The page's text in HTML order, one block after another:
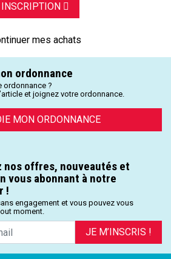
INSCRIPTION
mes achats
ordonnance
ordonnance ?
et joignez votre ordonnance.
MON ORDONNANCE
nos offres, nouveautés et
vous abonnant à notre
!
engagement et vous pouvez vous
moment.
JE M’INSCRIS !